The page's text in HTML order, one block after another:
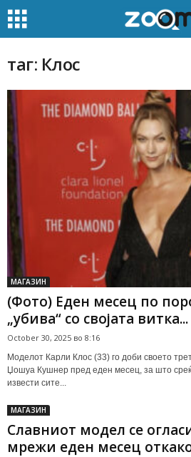
таг: Клос
МАГАЗИН
(Фото) Еден месец по
„убива“ со својата витка...
October 30, 2025 во 8:16
Моделот Карли Клос (33) го доби своето
Џошуа Кушнер пред еден месец, за што
извести сите...
МАГАЗИН
Славниот модел се
мрежи еден месец откако